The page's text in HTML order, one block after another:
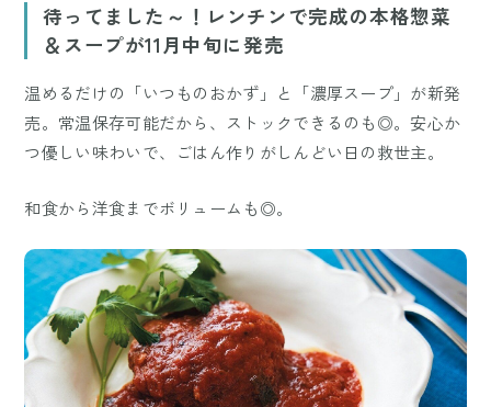
待ってました～！レンチンで完成の本格惣菜
＆スープが11月中旬に発売
温めるだけの「いつものおかず」と「濃厚スープ」が新発
売。常温保存可能だから、ストックできるのも◎。安心か
つ優しい味わいで、ごはん作りがしんどい日の救世主。
和食から洋食までボリュームも◎。